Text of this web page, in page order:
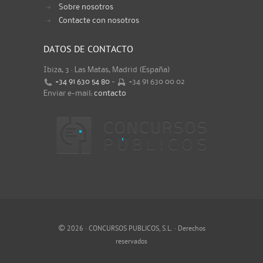
Sobre nosotros
Contacte con nosotros
DATOS DE CONTACTO
Ibiza, 3 · Las Matas, Madrid (España)
+34 91 630 54 80 -
+34 91 630 00 02
Enviar e-mail: contacto
© 2026 · CONCURSOS PUBLICOS, S.L. · Derechos
reservados